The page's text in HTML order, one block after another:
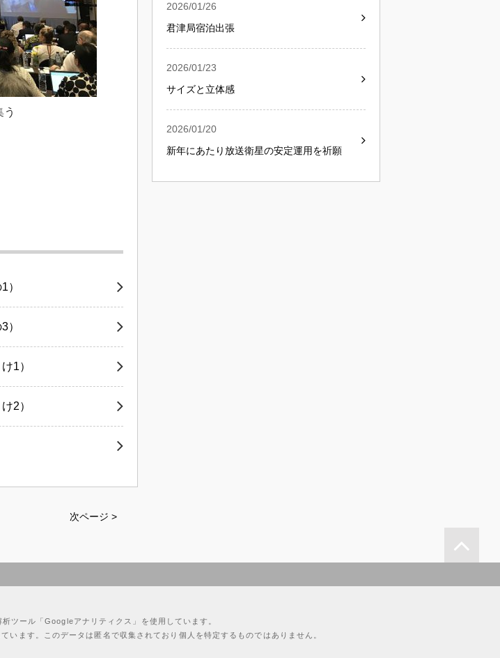
）
）
1）
2）
次ページ >
2026/01/26
君津局宿泊出張
2026/01/23
サイズと立体感
2026/01/20
新年にあたり放送衛星の安定運用を祈願
ツール 「Googleアナリティクス」を使用しています。
います。 このデータは匿名で収集されており 個人を特定するものではありません。